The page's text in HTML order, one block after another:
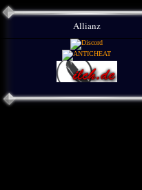
Allianz